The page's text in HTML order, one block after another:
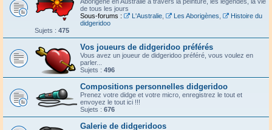
de tous les jours
Sous-forums :
L'Australie, Les Aborigènes
Histoire du
didgeridoo
Sujets : 475
Vos joueurs de didgeridoo préférés
Vous avez un joueur de didgeridoo préféré, vous voulez en
parler...
Sujets : 496
Compositions personnelles didgeridoo
Prenez votre didge et votre micro, enregistrez le tout et
envoyez le tout ici !!!
Sujets : 676
Galerie de didgeridoos